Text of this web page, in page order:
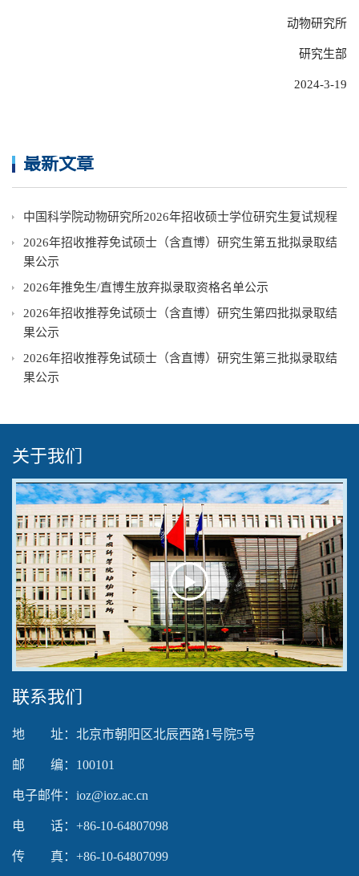
动物研究所
研究生部
2024-3-19
最新文章
中国科学院动物研究所2026年招收硕士学位研究生复试规程
2026年招收推荐免试硕士（含直博）研究生第五批拟录取结
果公示
2026年推免生/直博生放弃拟录取资格名单公示
2026年招收推荐免试硕士（含直博）研究生第四批拟录取结
果公示
2026年招收推荐免试硕士（含直博）研究生第三批拟录取结
果公示
关于我们
Play
Video
联系我们
地 址：北京市朝阳区北辰西路1号院5号
邮 编：100101
电子邮件：ioz@ioz.ac.cn
电 话：+86-10-64807098
传 真：+86-10-64807099